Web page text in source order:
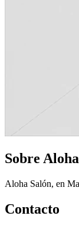
Sobre
Aloha Salón, en
Contacto